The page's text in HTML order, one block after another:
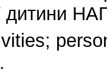
дитини